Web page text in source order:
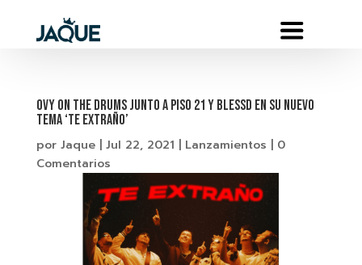
OVY ON THE DRUMS JUNTO A PISO 21 Y BLESSD EN SU NUEVO
TEMA ‘TE EXTRAÑO’
por Jaque| Jul 22, 2021 Lanzamientos
0
Comentarios